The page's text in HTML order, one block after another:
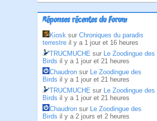
Réponses récentes du Forum
Kiosk sur Chroniques du paradis
terrestre il y a 1 jour et 16 heures
TRUCMUCHE sur Le Zoodingue des
Birds il y a 1 jour et 21 heures
Chaudron sur Le Zoodingue des
Birds il y a 1 jour et 21 heures
TRUCMUCHE sur Le Zoodingue des
Birds il y a 1 jour et 21 heures
Chaudron sur Le Zoodingue des
Birds il y a 2 jours et 2 heures